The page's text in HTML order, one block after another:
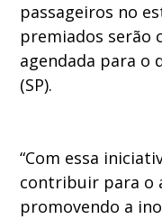
passageiros no
premiados serão
agendada para o
(SP).
“Com essa
contribuir para o
promovendo a